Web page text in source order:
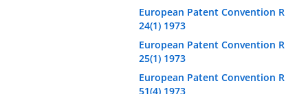
European Patent Convention R
24(1) 1973
European Patent Convention R
25(1) 1973
European Patent Convention R
51(4) 1973